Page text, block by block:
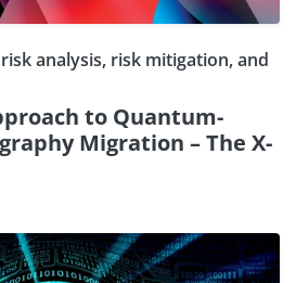
analysis, risk mitigation, and
to Quantum-
Migration – The X-